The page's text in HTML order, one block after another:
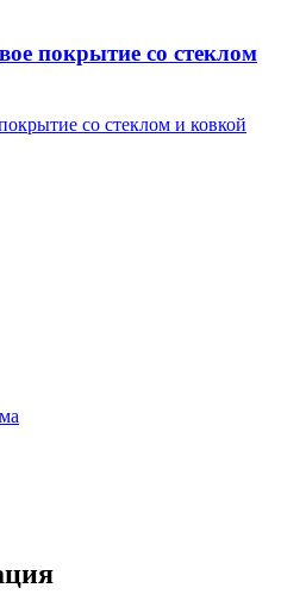
покрытие со стеклом